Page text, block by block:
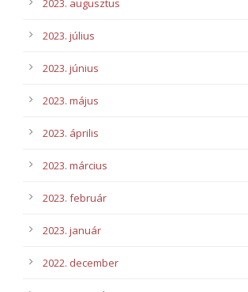
2023. augusztus
2023. július
2023. június
2023. május
2023. április
2023. március
2023. február
2023. január
2022. december